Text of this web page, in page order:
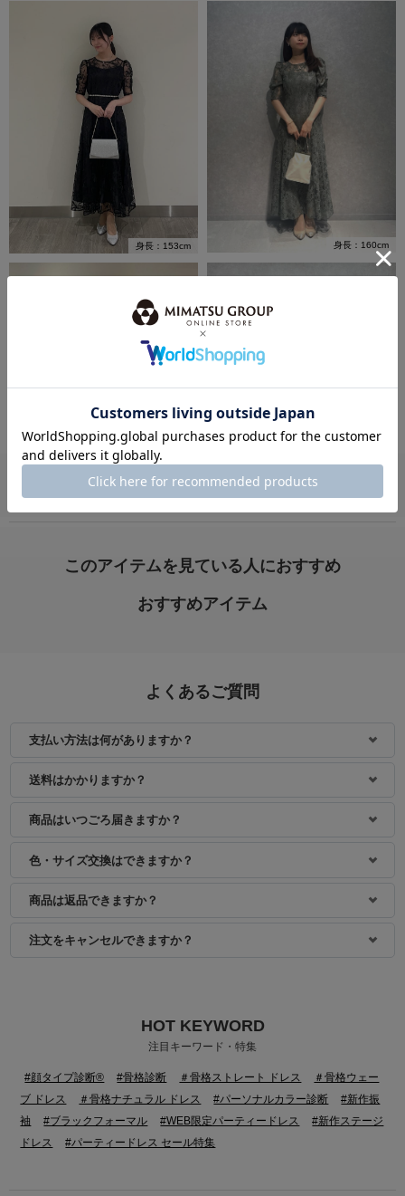
身長：153cm 身長：160cm
VIEW ALL
このアイテムを見ている人におすすめ
おすすめアイテム
よくあるご質問
支払い方法は何がありますか？
送料はかかりますか？
商品はいつごろ届きますか？
色・サイズ交換はできますか？
商品は返品できますか？
注文をキャンセルできますか？
HOT KEYWORD
注目キーワード・特集
#顔タイプ診断® #骨格診断 ＃骨格ストレート ドレス
＃骨格ウェー
ブ ドレス
＃骨格ナチュラル ドレス #パーソナルカラー診断
#新作振
袖
#ブラックフォーマル #WEB限定パーティードレス
#新作ステージ
ドレス
#パーティードレス セール特集